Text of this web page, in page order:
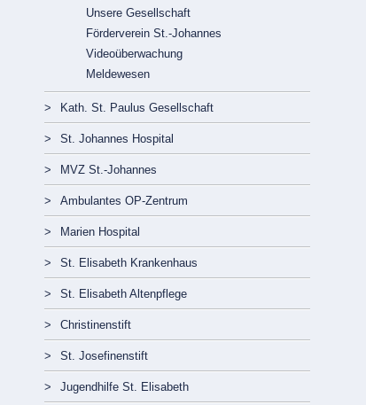
Unsere Gesellschaft
Förderverein St.-Johannes
Videoüberwachung
Meldewesen
überspringen
Kath. St. Paulus Gesellschaft
St. Johannes Hospital
MVZ St.-Johannes
Ambulantes OP-Zentrum
Marien Hospital
St. Elisabeth Krankenhaus
St. Elisabeth Altenpflege
Christinenstift
St. Josefinenstift
Jugendhilfe St. Elisabeth